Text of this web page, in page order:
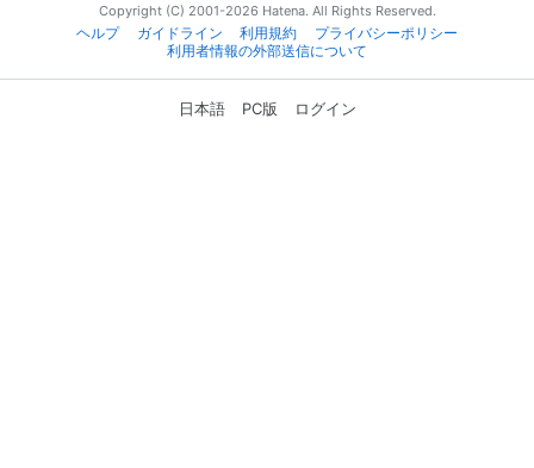
Copyright (C) 2001-2026 Hatena. All Rights Reserved.
ヘルプ
ガイドライン 利用規約
プライバシーポリシー
利用者情報の外部送信について
日本語 PC版 ログイン